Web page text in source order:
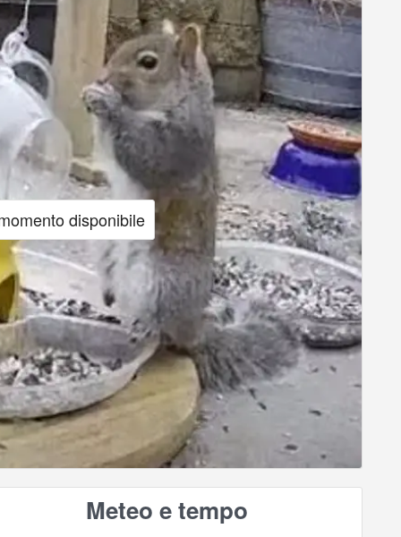
disponibile
Meteo e tempo